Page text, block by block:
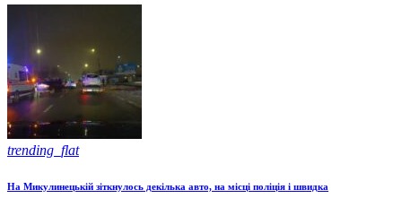
trending_flat
На Микулинецькій зіткнулось декілька авто, на місці поліція і швидка